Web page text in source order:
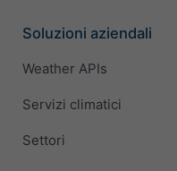
Soluzioni aziendali
Weather APIs
Servizi climatici
Settori